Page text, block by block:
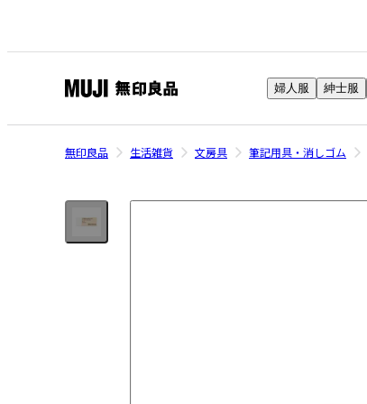
印
良
ネ
ト
婦人服 紳士服
無印良品 生活雑貨 文房具 筆記用具・消しゴム